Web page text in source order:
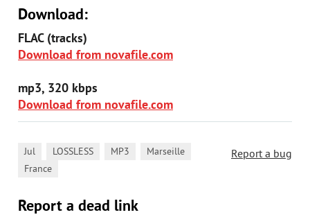
Download:
FLAC (tracks)
Download from novafile.com
mp3, 320 kbps
Download from novafile.com
Report a bug
Jul LOSSLESS MP3 Marseille
France
Report a dead link